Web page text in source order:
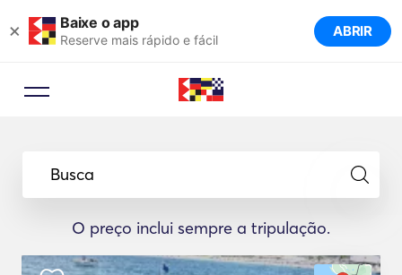
× Baixe o app
Reserve mais rápido e fácil ABRIR
Busca
O preço inclui sempre a tripulação.